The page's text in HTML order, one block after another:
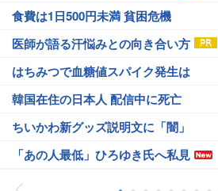
食費は1日500円未満 貧困危機
医師が語る汗悩みとの向き合い方
はちみつで血糖値スパイク発生は
韓国在住の日本人 配信中に死亡
ちいかわ新グッズ説明文に「闇」
「あの人最低」ひろゆき氏へ私見